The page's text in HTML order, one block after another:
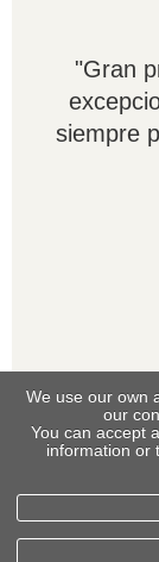
"Gran
siempre
We use our own
our
You can accept
information or